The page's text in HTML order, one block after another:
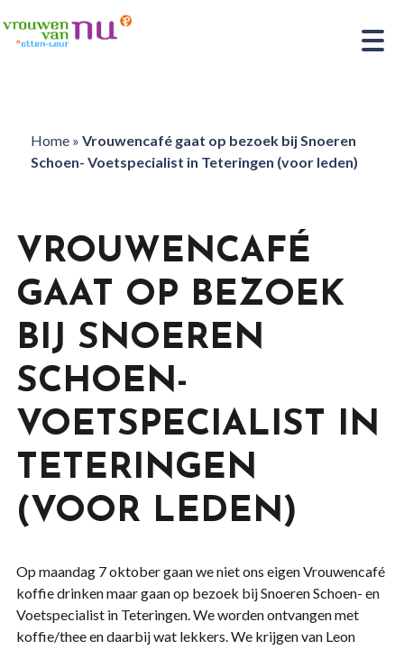
Home» Vrouwencafé gaat op bezoek bij Snoeren
Schoen- Voetspecialist in Teteringen (voor leden)
VROUWENCAFÉ
GAAT OP BEZOEK
BIJ SNOEREN
SCHOEN-
VOETSPECIALIST IN
TETERINGEN
(VOOR LEDEN)
Op maandag 7 oktober gaan we niet ons eigen Vrouwencafé
koffie drinken maar gaan op bezoek bij Snoeren Schoen- en
Voetspecialist in Teteringen. We worden ontvangen met
koffie/thee en daarbij wat lekkers. We krijgen van Leon